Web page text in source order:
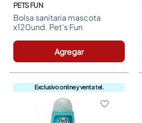
PETS FUN
Bolsa sanitaria mascota
x120und. Pet's Fun
Agregar